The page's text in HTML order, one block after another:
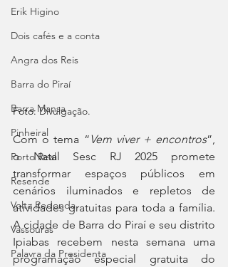
Erik Higino
Dois cafés e a conta
Angra dos Reis
Barra do Piraí
Barra Mansa
Pinheiral
Porto Real
Resende
Volta Redonda
Vassouras
Palavra da Presidenta
Foto: Divulgação.
Com o tema “Vem viver + encontros”,
o Natal Sesc RJ 2025 promete
transformar espaços públicos em
cenários iluminados e repletos de
atividades gratuitas para toda a família.
A cidade de Barra do Piraí e seu distrito
Ipiabas recebem nesta semana uma
programação especial gratuita do